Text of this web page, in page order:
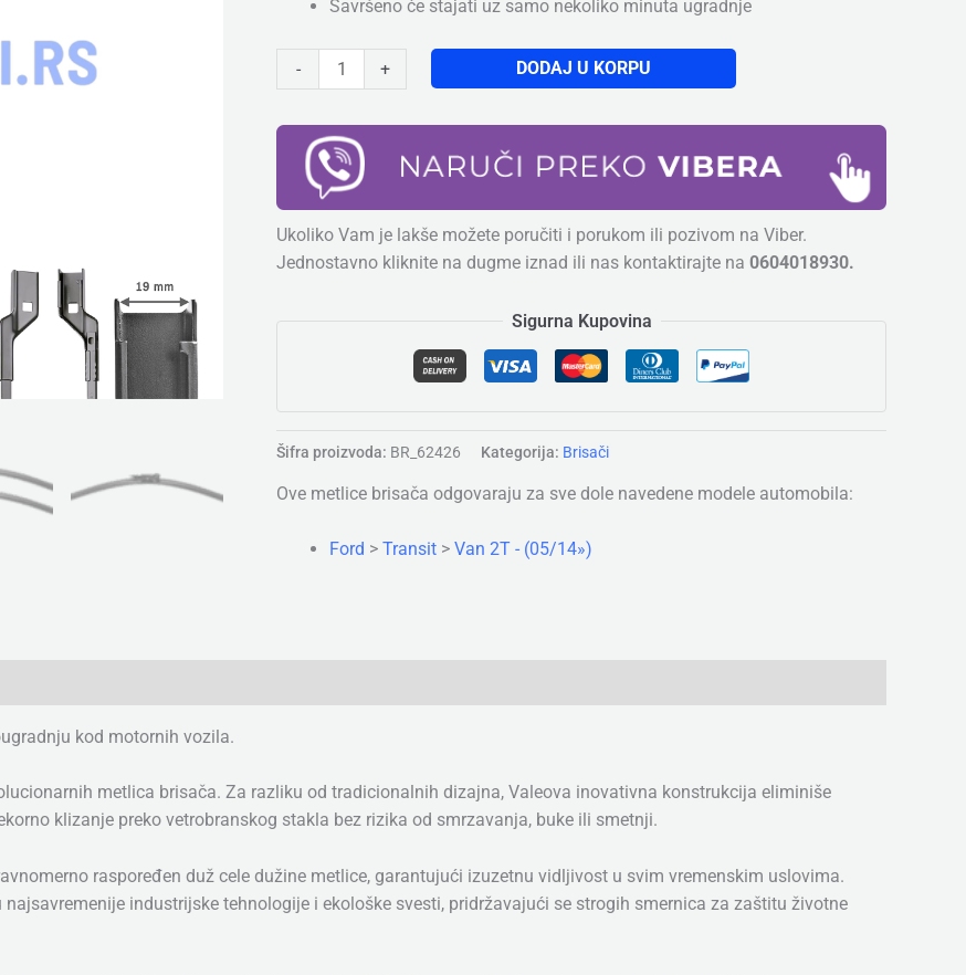
Savršeno će stajati uz samo nekoliko minuta ugradnje
-
&
+ DODAJ U KORPU
Ukoliko Vam je lakše možete poručiti i porukom ili pozivom na Viber.
Jednostavno kliknite na dugme iznad ili nas kontaktirajte na 0604018930.
Sigurna Kupovina
Šifra proizvoda: BR_62426 Kategorija: Brisači
Ove metlice brisača odgovaraju za sve dole navedene modele automobila:
Ford > Transit > Van 2T - (05/14»)
kod motornih vozila.
metlica brisača. Za razliku od tradicionalnih dizajna, Valeova inovativna konstrukcija eliminiše
klizanje preko vetrobranskog stakla bez rizika od smrzavanja, buke ili smetnji.
raspoređen duž cele dužine metlice, garantujući izuzetnu vidljivost u svim vremenskim uslovima.
industrijske tehnologije i ekološke svesti, pridržavajući se strogih smernica za zaštitu životne